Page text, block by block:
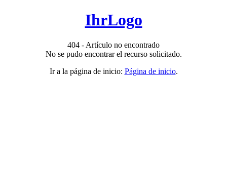
IhrLogo
404 - Artículo no encontrado
No se pudo encontrar el recurso solicitado.
Ir a la página de inicio: Página de inicio.